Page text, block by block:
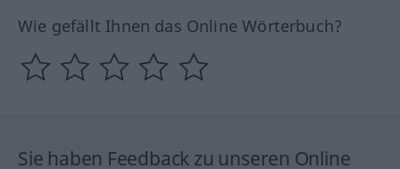
Wie gefällt Ihnen das Online Wörterbuch?
Sie haben Feedback zu unseren Online